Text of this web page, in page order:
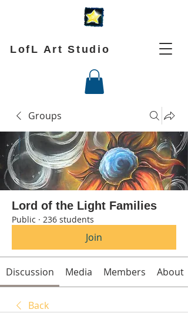
LofL Art Studio
Groups
Lord of the Light Families
Public · 236 students
Join
Discussion Media Members About
Back